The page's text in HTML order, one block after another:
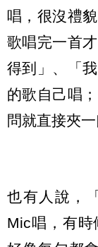
唱，很沒禮
歌唱完一首
得到」、「
的歌自己唱
問就直接夾
也有人說，
Mic唱，有時